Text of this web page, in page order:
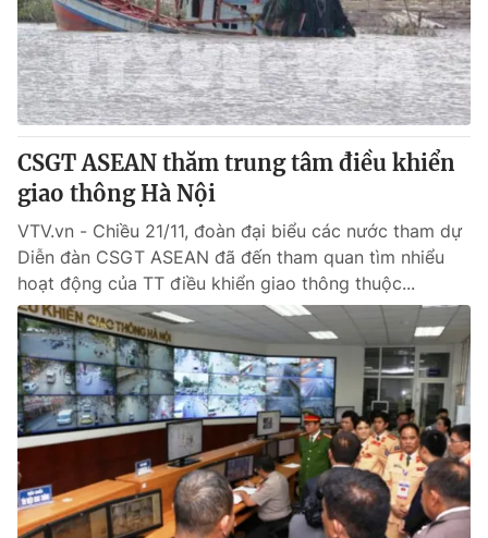
CSGT ASEAN thăm trung tâm điều khiển
giao thông Hà Nội
VTV.vn - Chiều 21/11, đoàn đại biểu các nước tham dự
Diễn đàn CSGT ASEAN đã đến tham quan tìm nhiểu
hoạt động của TT điều khiển giao thông thuộc...